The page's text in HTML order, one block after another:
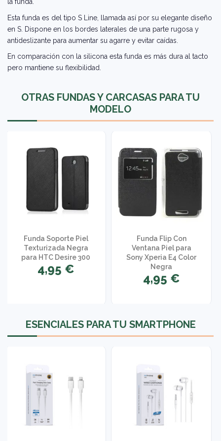
la funda.
Esta funda es del tipo S Line, llamada así por su elegante diseño
en S. Dispone en los bordes laterales de una parte rugosa y
antideslizante para aumentar su agarre y evitar caídas.
En comparación con la silicona esta funda es más dura al tacto
pero mantiene su flexibilidad.
OTRAS FUNDAS Y CARCASAS PARA TU
MODELO
Funda Soporte Piel
Texturizada Negra
para HTC Desire 300
4,95 €
Funda Flip Con
Ventana Piel para
Sony Xperia E4 Color
Negra
4,95 €
1 opinión
ESENCIALES PARA TU SMARTPHONE